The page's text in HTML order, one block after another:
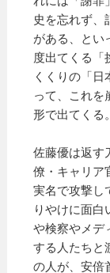
史を忘れず、
がある、とい
度出てくる「
くくりの「
って、これを
形で出てくる。
佐藤優は返す
僚・キャリア
実名で攻撃し
りやけに面
や検察やメデ
する人たちと
の人が、安倍